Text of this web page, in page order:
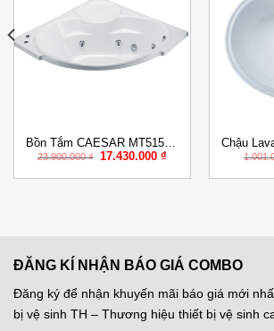
Add to
Wishlist
Bồn Tắm CAESAR MT5150A
Massage Xây 1.5M
23.900.000₫ Giá
là:
17.430.000₫
tại
Chậu
ĐĂNG KÍ NHẬN BÁO GIÁ COMBO
Đăng ký để nhận khuyến mãi báo giá mới
bị vệ sinh TH – Thương hiệu thiết bị vệ sinh